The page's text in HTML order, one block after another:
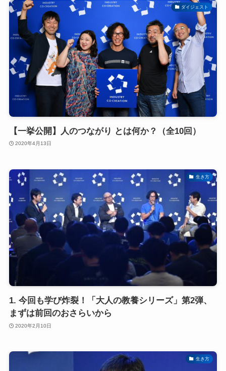
ダイジェスト
【一挙公開】人のつながり とは何か？（全10回）
2020年4月13日
生き方
1. 今回も学び炸裂！「大人の教養シリーズ」第2弾、
まずは前回のおさらいから
2020年2月10日
生き方